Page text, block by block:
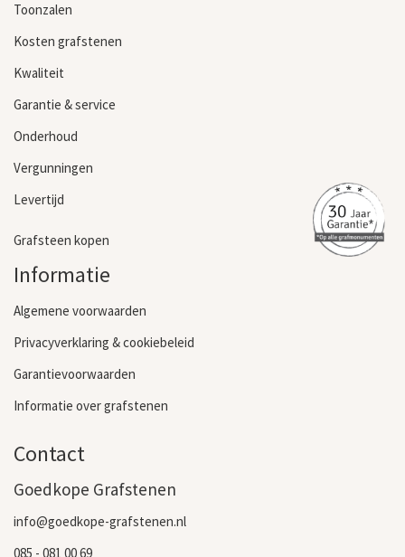
Toonzalen
Kosten grafstenen
Kwaliteit
Garantie & service
Onderhoud
Vergunningen
Levertijd
Grafsteen kopen
Informatie
Algemene voorwaarden
Privacyverklaring & cookiebeleid
Garantievoorwaarden
Informatie over grafstenen
Contact
Goedkope Grafstenen
info@goedkope-grafstenen.nl
085 - 081 00 69